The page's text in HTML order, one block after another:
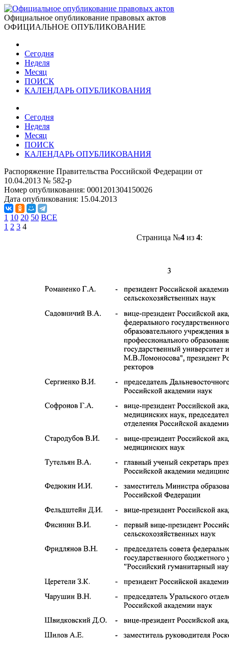
Официальное опубликование правовых актов
ОФИЦИАЛЬНОЕ ОПУБЛИКОВАНИЕ
Сегодня
Неделя
Месяц
ПОИСК
КАЛЕНДАРЬ ОПУБЛИКОВАНИЯ
Сегодня
Неделя
Месяц
ПОИСК
КАЛЕНДАРЬ ОПУБЛИКОВАНИЯ
Распоряжение Правительства Российской Федерации от
10.04.2013 № 582-р
Номер опубликования: 0001201304150026
Дата опубликования: 15.04.2013
1 10 20 50 ВСЕ
1 2 3 4
Страница №4из 4: